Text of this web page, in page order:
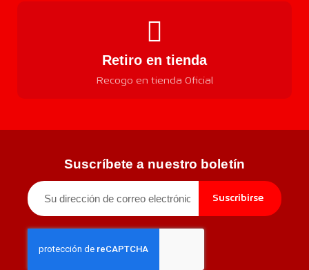
Retiro en tienda
Recogo en tienda Oficial
Suscríbete a nuestro boletín
Suscribirse